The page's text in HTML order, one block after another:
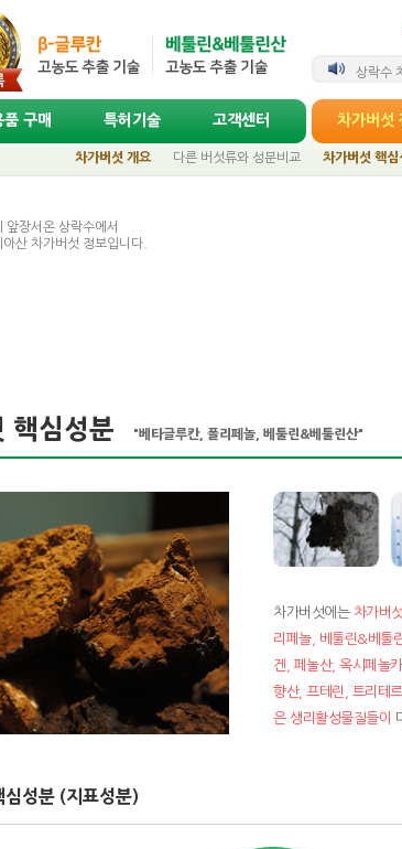
상락수
구매 특허기술 고객센터 차가버섯
차가버섯 개요 다른 버섯류와 성분비교 차가버섯 핵심
앞장서온 상락수에서
산 차가버섯 정보입니다.
핵심성분 "베타글루칸, 폴리페놀, 베툴린&베툴린산"
차가버섯에는 차가버
리페놀, 베툴린&베툴
겐, 페놀산, 옥시페놀
향산, 프테린, 트리테
은 생리활성물질들이
심성분 (지표성분)